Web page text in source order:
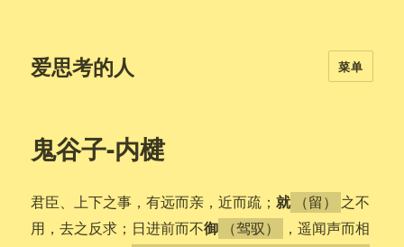
爱思考的人 菜单
鬼谷子-内楗
君臣、上下之事，有远而亲，近而疏；就 （留）
之不
用，去之反求；日进前而不御 （驾驭）
，遥闻声而相